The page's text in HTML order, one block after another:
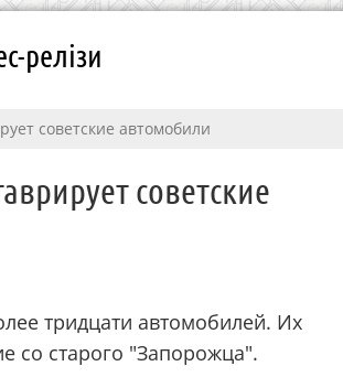
релізи
советские автомобили
советские
тридцати автомобилей. Их
со старого "Запорожца".